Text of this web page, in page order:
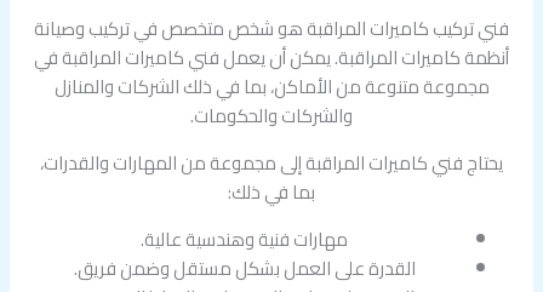
فني تركيب كاميرات المراقبة هو شخص متخصص في تركيب وصيانة
أنظمة كاميرات المراقبة. يمكن أن يعمل فني كاميرات المراقبة في
مجموعة متنوعة من الأماكن، بما في ذلك الشركات والمنازل
والشركات والحكومات.
يحتاج فني كاميرات المراقبة إلى مجموعة من المهارات والقدرات،
بما في ذلك:
مهارات فنية وهندسية عالية.
القدرة على العمل بشكل مستقل وضمن فريق.